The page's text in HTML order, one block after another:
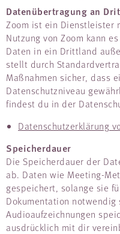
Datenübertragung an
Zoom ist ein Dienstleister
Nutzung von Zoom kann
Daten in ein Drittland
stellt durch
Maßnahmen sicher, dass
Datenschutzniveau
findest du in der
Datenschutzerklärung
Speicherdauer
Die Speicherdauer der
ab. Daten wie Meeting-
gespeichert, solange sie
Dokumentation
Audioaufzeichnungen
ausdrücklich mit dir